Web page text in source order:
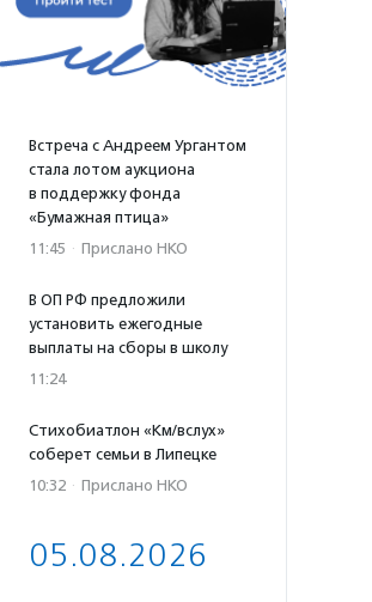
Встреча с Андреем Ургантом
стала лотом аукциона
в поддержку фонда
«Бумажная птица»
11:45 · Прислано НКО
В ОП РФ предложили
установить ежегодные
выплаты на сборы в школу
11:24
Стихобиатлон «Км/вслух»
соберет семьи в Липецке
10:32 · Прислано НКО
05.08.2026